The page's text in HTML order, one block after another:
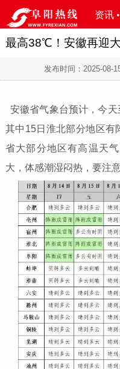
资讯 •
最高38℃！安徽再迎
发布时间： 2025-08-
安徽省气象台预计，今天
其中15日淮北部分地区有
省大部分地区有高温天
大，体感潮湿闷热，要注